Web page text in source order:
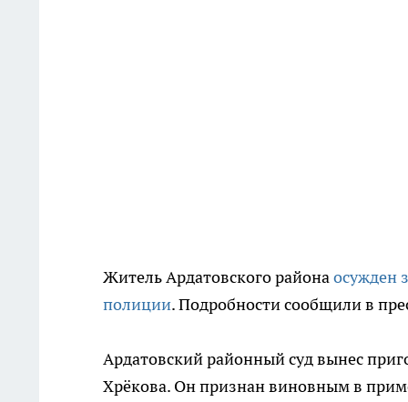
Житель Ардатовского районаосужден
полиции. Подробности сообщили в
Ардатовский районный суд вынес
Хрёкова. Он признан виновным в